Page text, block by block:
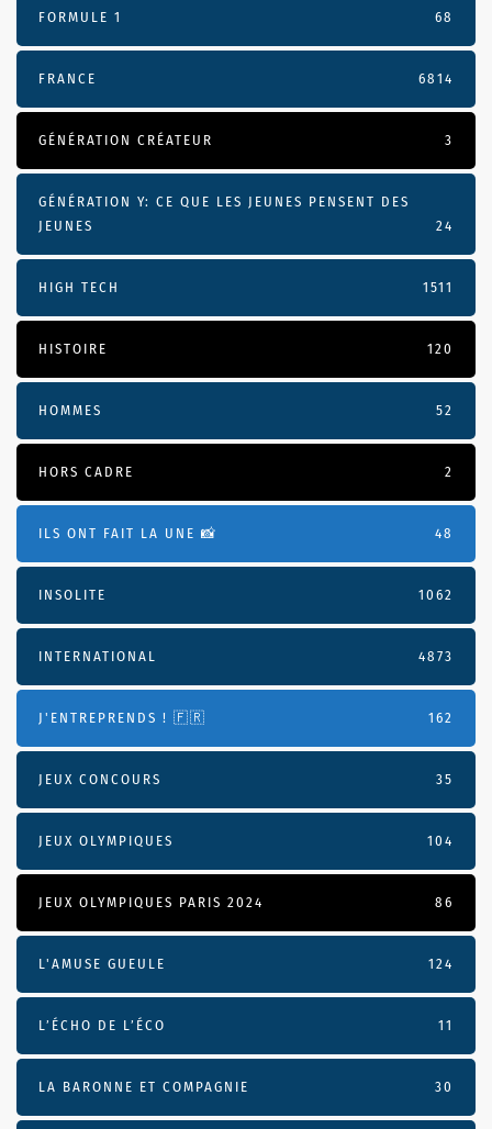
FORMULE 1 68
FRANCE 6814
GÉNÉRATION CRÉATEUR 3
GÉNÉRATION Y: CE QUE LES JEUNES PENSENT DES
JEUNES
24
HIGH TECH 1511
HISTOIRE 120
HOMMES 52
HORS CADRE 2
ILS ONT FAIT LA UNE 📸 48
INSOLITE 1062
INTERNATIONAL 4873
J'ENTREPRENDS ! 🇫🇷 162
JEUX CONCOURS 35
JEUX OLYMPIQUES 104
JEUX OLYMPIQUES PARIS 2024 86
L'AMUSE GUEULE 124
L’ÉCHO DE L’ÉCO 11
LA BARONNE ET COMPAGNIE 30